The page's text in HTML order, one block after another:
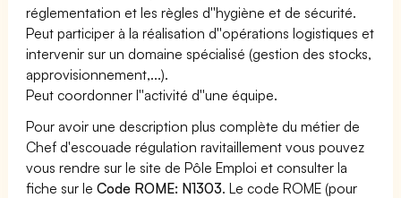
réglementation et les règles d''hygiène et de sécurité.
Peut participer à la réalisation d''opérations logistiques et
intervenir sur un domaine spécialisé (gestion des stocks,
approvisionnement,...).
Peut coordonner l''activité d''une équipe.
Pour avoir une description plus complète du métier de
Chef d'escouade régulation ravitaillement vous pouvez
vous rendre sur le site de Pôle Emploi et consulter la
fiche sur leCode ROME: N1303. Le code ROME (pour